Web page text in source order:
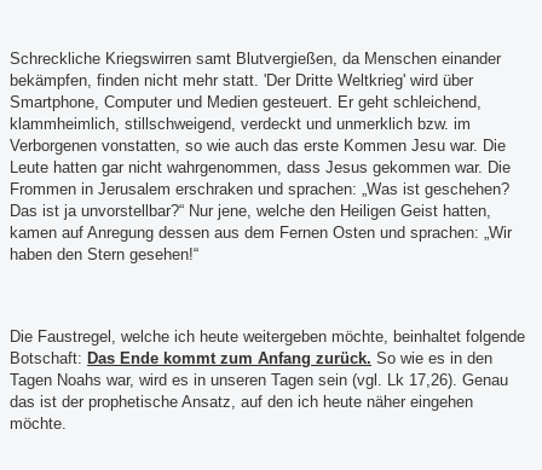
Schreckliche Kriegswirren samt Blutvergießen, da Menschen einander
bekämpfen, finden nicht mehr statt. 'Der Dritte Weltkrieg' wird über
Smartphone, Computer und Medien gesteuert. Er geht schleichend,
klammheimlich, stillschweigend, verdeckt und unmerklich bzw. im
Verborgenen vonstatten, so wie auch das erste Kommen Jesu war. Die
Leute hatten gar nicht wahrgenommen, dass Jesus gekommen war. Die
Frommen in Jerusalem erschraken und sprachen: „Was ist geschehen?
Das ist ja unvorstellbar?“ Nur jene, welche den Heiligen Geist hatten,
kamen auf Anregung dessen aus dem Fernen Osten und sprachen: „Wir
haben den Stern gesehen!“
Die Faustregel, welche ich heute weitergeben möchte, beinhaltet folgende
Botschaft: Das Ende kommt zum Anfang zurück. So wie es in den
Tagen Noahs war, wird es in unseren Tagen sein (vgl. Lk 17,26). Genau
das ist der prophetische Ansatz, auf den ich heute näher eingehen
möchte.